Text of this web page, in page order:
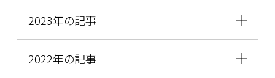
2023年の記事
2022年の記事